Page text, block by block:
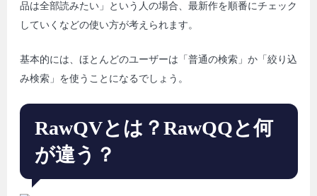
品は全部読みたい」という人の場合、最新作を順番にチェック
していくなどの使い方が考えられます。
基本的には、ほとんどのユーザーは「普通の検索」か「絞り込
み検索」を使うことになるでしょう。
RawQVとは？RawQQと何
が違う？